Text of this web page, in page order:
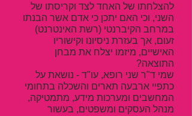
להצלחתו של האחד לצד וקריסתו של
השני, וכי האם יתכן כי אדם אשר הבנתו
במרחב הקיברנטי (רשת האינטרנט)
זעום, אך בעזרת ניסיונו וקישוריו
האישיים, מיזמו יצלח את מבחן
התוצאה?
שמי ד"ר שני רופא, עו"ד - נושאת על
כתפיי ארבעה תארים והשכלה בתחומי
המחשבים ומערכות מידע, מתמטיקה,
מנהל העסקים ומשפטים, בעשור